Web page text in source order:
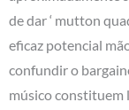
de dar ‘ mutton
eficaz potencial
confundir o
músico constituem